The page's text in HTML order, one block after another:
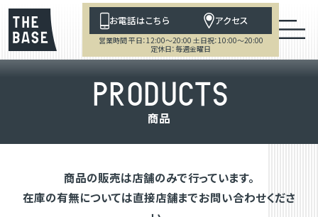
お電話はこちら アクセス
営業時間 平日：12:00～20:00 土日祝：10:00～20:00
定休日：毎週金曜日
PRODUCTS
商品
商品の販売は店舗のみで行っています。
在庫の有無については直接店舗までお問い合わせくださ